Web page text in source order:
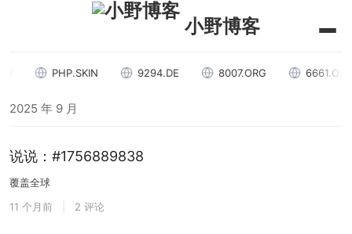
小野博客
PHP.SKIN 9294.DE 8007.ORG 6661.ORG
2025 年 9 月
说说：#1756889838
覆盖全球
11 个月前
2 评论